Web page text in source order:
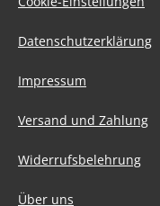
Datenschutzerklärung
Impressum
Versand und Zahlung
Widerrufsbelehrung
Über uns